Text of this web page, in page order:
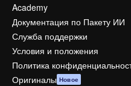
Academy
Документация по Пакету ИИ
Служба поддержки
Условия и положения
Политика
Оригиналы Новое